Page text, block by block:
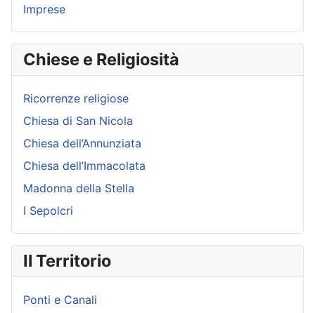
Imprese
Chiese e Religiosità
Ricorrenze religiose
Chiesa di San Nicola
Chiesa dell’Annunziata
Chiesa dell’Immacolata
Madonna della Stella
I Sepolcri
Il Territorio
Ponti e Canali